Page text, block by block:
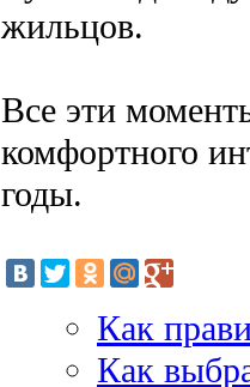
жильцов.
Все эти
комфортного
годы.
Как
Как